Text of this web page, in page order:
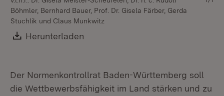
Böhmler, Bernhard Bauer, Prof. Dr. Gisela Färber, Gerda
Stuchlik und Claus Munkwitz
Download:
Herunterladen
Der Normenkontrollrat Baden-Württemberg soll
die Wettbewerbsfähigkeit im Land stärken und zu